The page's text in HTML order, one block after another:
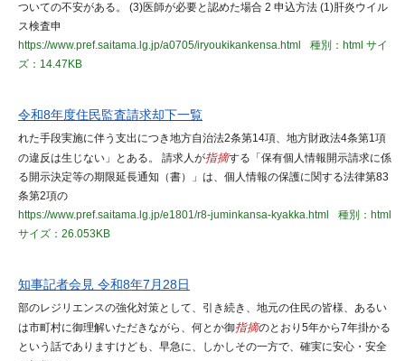
ついての不安がある。 (3)医師が必要と認めた場合 2 申込方法 (1)肝炎ウイル
ス検査申
https://www.pref.saitama.lg.jp/a0705/iryoukikankensa.html
種別：html サイ
ズ：14.47KB
令和8年度住民監査請求却下一覧
れた手段実施に伴う支出につき地方自治法2条第14項、地方財政法4条第1項
の違反は生じない」とある。 請求人が指摘する「保有個人情報開示請求に係
る開示決定等の期限延長通知（書）」は、個人情報の保護に関する法律第83
条第2項の
https://www.pref.saitama.lg.jp/e1801/r8-juminkansa-kyakka.html
種別：html
サイズ：26.053KB
知事記者会見 令和8年7月28日
部のレジリエンスの強化対策として、引き続き、地元の住民の皆様、あるい
は市町村に御理解いただきながら、何とか御指摘のとおり5年から7年掛かる
という話でありますけども、早急に、しかしその一方で、確実に安心・安全